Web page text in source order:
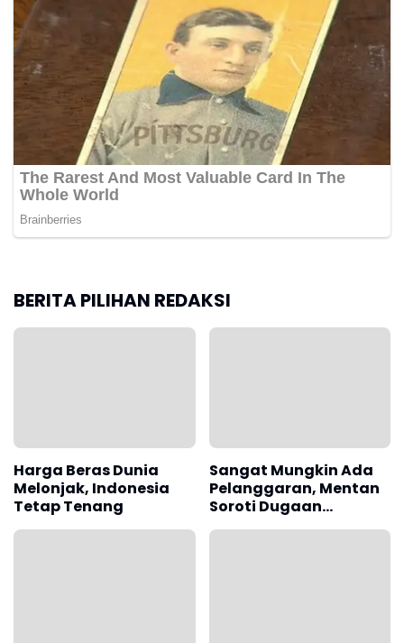
Penurunan harga pupuk bersubsidi menjadi salah
satu kebijakan yang kini diakui langsung manfaatnya
oleh petani di berbagai daerah, mulai dari Aceh
hingga Kalimantan. Kebijakan tersebut dinilai
membantu meningkatkan keuntungan usaha tani
sekaligus memperkuat kesejahteraan petani.(*)
BERITA PILIHAN REDAKSI
Harga Beras Dunia
Melonjak, Indonesia
Tetap Tenang
Sangat Mungkin Ada
Pelanggaran, Mentan
Soroti Dugaan
Keuntungan Tak Wajar